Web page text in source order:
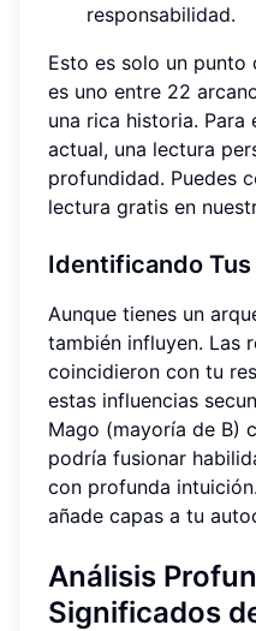
responsabilidad.
Esto es solo un punto
es uno entre 22
una rica historia. Para
actual, una lectura
profundidad. Puedes
lectura gratis en
Identificando
Aunque tienes un
también influyen. Las
coincidieron con tu
estas influencias
Mago (mayoría de B)
podría fusionar
con profunda
añade capas a tu
Análisis
Significados